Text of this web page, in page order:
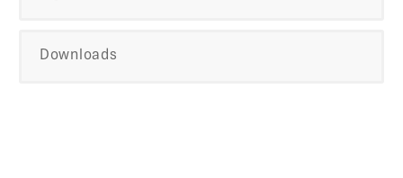
Downloads